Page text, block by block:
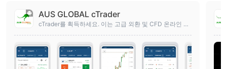
AUS GLOBAL cTrader
cTrader를 획득하세요. 이는 고급 외환 및 CFD 온라인 거